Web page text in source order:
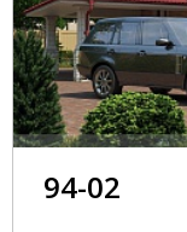
94-02